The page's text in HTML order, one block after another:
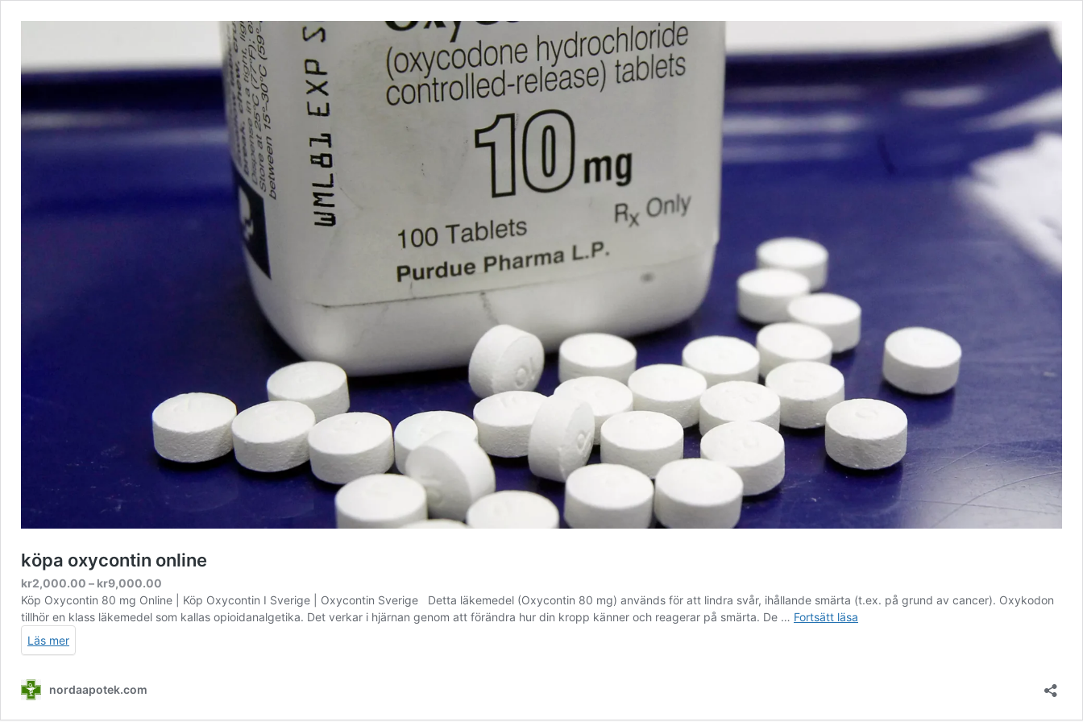
köpa oxycontin online
kr2,000.00 – kr9,000.00
kr2,000.00
till
Köp Oxycontin 80 mg Online | Köp Oxycontin I Sverige | Oxycontin Sverige Detta läkemedel (Oxycontin 80 mg) används för att lindra svår, ihållande smärta (t.ex. på grund av cancer). Oxykodon
tillhör en klass läkemedel som kallas opioidanalgetika. Det verkar i hjärnan genom att förändra hur din kropp känner och reagerar på smärta. De … Fortsätt läsa
Läs mer
nordaapotek.com